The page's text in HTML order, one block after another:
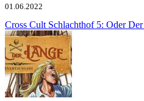
01.06.2022
Cross Cult Schlachthof 5: Oder